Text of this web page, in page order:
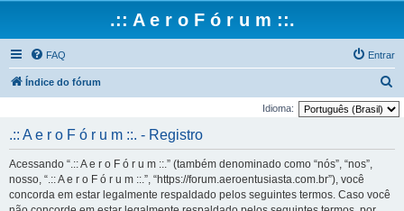
.:: A e r o F ó r u m ::.
FAQ Entrar
Índice do fórum
e
Idioma:
.:: A e r o F ó r u m ::. - Registro
Acessando “.:: A e r o F ó r u m ::.” (também denominado como “nós”, “nos”,
nosso, “.:: A e r o F ó r u m ::.”, “https://forum.aeroentusiasta.com.br”), você
concorda em estar legalmente respaldado pelos seguintes termos. Caso você